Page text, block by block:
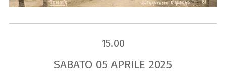
15.00
SABATO 05 APRILE 2025